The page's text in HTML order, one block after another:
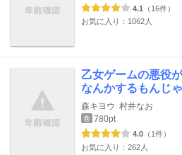
4.1 （16件）
お気に入り：1062人
乙女ゲームの悪役
なんかするもんじ
森キヨウ 村井なお
巻 780pt
4.0 （1件）
お気に入り：262人